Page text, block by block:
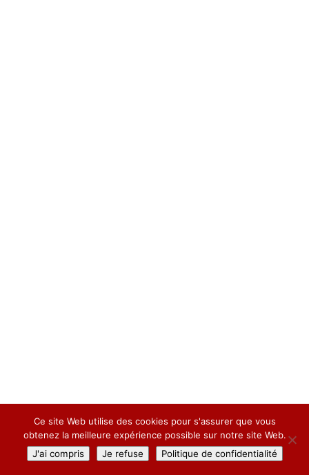
;
Ce site Web utilise des cookies pour s'assurer que vous
obtenez la meilleure expérience possible sur notre site Web.
J'ai compris
Je refuse Politique de confidentialité